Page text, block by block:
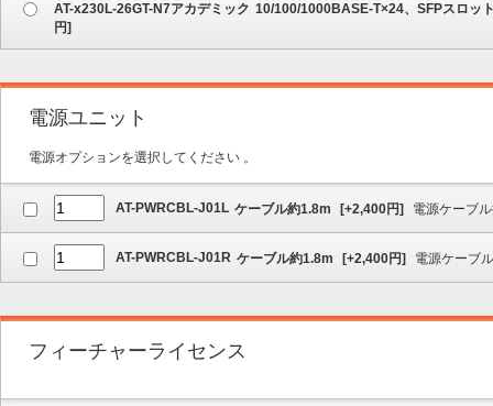
AT-x230L-26GT-N7アカデミック 10/100/1000BASE-T×24、SFPスロッ
円]
電源ユニット
電源オプションを選択してください 。
AT-PWRCBL-J01L ケーブル約1.8m [+2,400円] 電源ケーブ
AT-PWRCBL-J01R ケーブル約1.8m [+2,400円] 電源ケーブ
フィーチャーライセンス